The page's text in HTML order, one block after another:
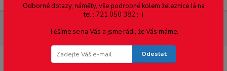
Odborné dotazy, náměty, vše podrobné kolem železnice Já na
tel.: 721 050 382 :-)
Těšíme se na Vás a jsme rádi, že Vás máme.
Odeslat